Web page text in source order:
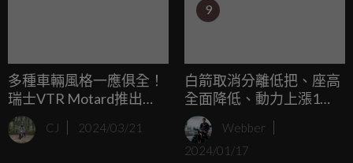
多種車輛風格一應俱全！
瑞士VTR Motard推出
BMW R 1300 GS改裝套件
「R 1301」
CJ 2024/03/21
9
白箭取消分離低把、座高
全面降低、動力上漲1
匹！Husqvarna Vitpilen
和 Svartpilen 401 雙車大
改款
Webber
2024/01/17